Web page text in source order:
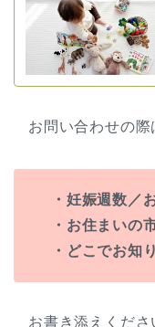
お問い合わせの際
・妊娠週数／
・お住まいの
・どこでお知
お書き添えくださ